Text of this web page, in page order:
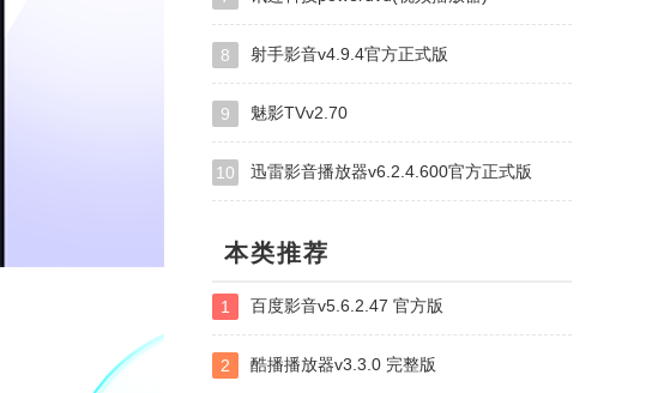
8 射手影音v4.9.4官方正式版
9 魅影TVv2.70
10 迅雷影音播放器v6.2.4.600官方正式版
本类推荐
1 百度影音v5.6.2.47 官方版
2 酷播播放器v3.3.0 完整版